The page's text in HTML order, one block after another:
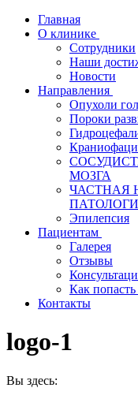
Главная
О клинике
Сотрудники
Наши
Новости
Направления
Опухоли
Пороки
МОЗГА
ЧАСТНАЯ
Эпилепсия
Пациентам
Галерея
Отзывы
Как
Контакты
logo-1
Вы здесь: